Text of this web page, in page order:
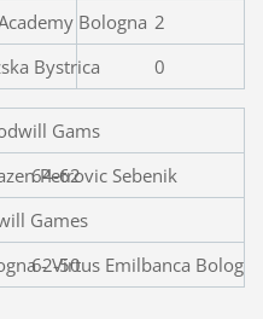
Bologna 2
Bystrica 0
Gams
64-62
Games
- Virtus Emilbanca Bologna
62-50